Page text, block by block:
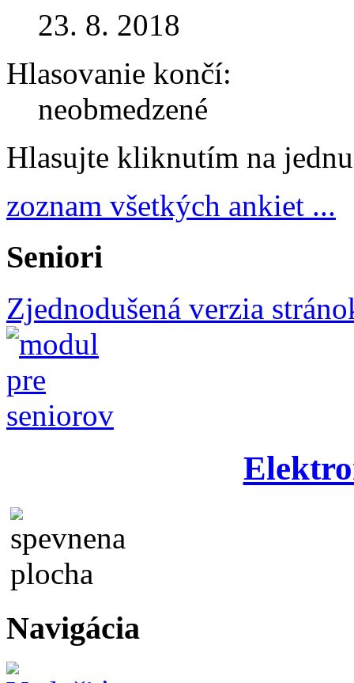
23. 8. 2018
Hlasovanie končí:
neobmedzené
Hlasujte kliknutím na
zoznam všetkých ankiet ...
Seniori
Zjednodušená verzia
Navigácia